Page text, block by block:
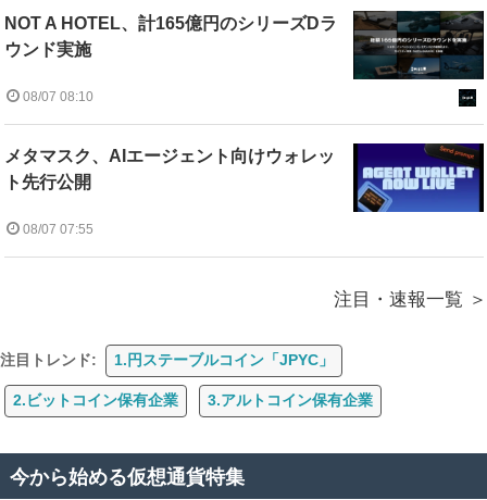
NOT A HOTEL、計165億円のシリーズDラ
ウンド実施
08/07 08:10
メタマスク、AIエージェント向けウォレッ
ト先行公開
08/07 07:55
注目・速報一覧
注目トレンド: 1.円ステーブルコイン「JPYC」
2.ビットコイン保有企業 3.アルトコイン保有企業
今から始める仮想通貨特集